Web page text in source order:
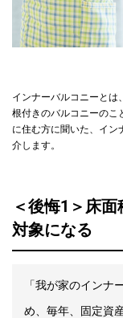
インナーバルコニーとは
根付きのバルコニーのこ
に住む方に聞いた、イン
介します。
＜後悔1＞床
対象になる
「我が家のインナ
め、毎年、固定資